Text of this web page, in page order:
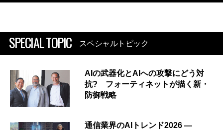
SPECIAL TOPIC スペシャルトピック
AIの武器化とAIへの攻撃にどう対
抗? フォーティネットが描く新・
防御戦略
通信業界のAIトレンド2026 ―